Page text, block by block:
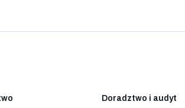
Doradztwo i audyt